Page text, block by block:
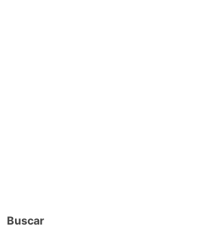
Buscar